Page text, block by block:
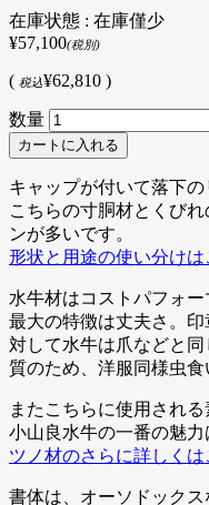
在庫状態 : 在庫僅少
¥57,100(税別)
( 税込¥62,810 )
数量
キャップが付いて落下の
こちらの寸胴材とくび
ンが多いです。
形状と用途の使い分けは
水牛材はコストパフォ
最大の特徴は丈夫さ。
対して水牛は爪などと
質のため、洋服同様虫
またこちらに使用され
小山良水牛の一番の魅
ツノ材のさらに詳しくは
書体は、オーソドックス